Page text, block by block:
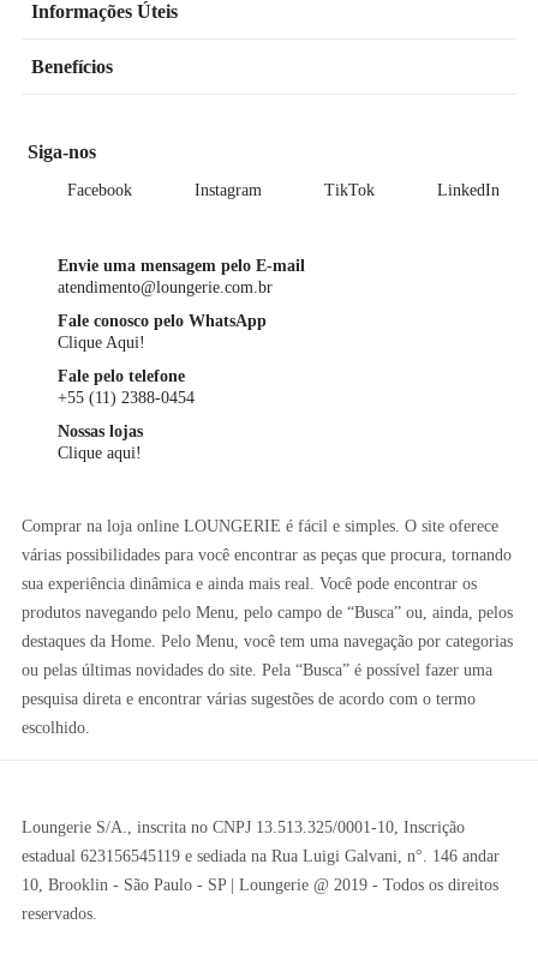
Informações Úteis
Benefícios
Siga-nos
Facebook Instagram TikTok LinkedIn
Envie uma mensagem pelo E-mail
atendimento@loungerie.com.br
Fale conosco pelo WhatsApp
Clique Aqui!
Fale pelo telefone
+55 (11) 2388-0454
Nossas lojas
Clique aqui!
Comprar na loja online LOUNGERIE é fácil e simples. O site oferece
várias possibilidades para você encontrar as peças que procura, tornando
sua experiência dinâmica e ainda mais real. Você pode encontrar os
produtos navegando pelo Menu, pelo campo de “Busca” ou, ainda, pelos
destaques da Home. Pelo Menu, você tem uma navegação por categorias
ou pelas últimas novidades do site. Pela “Busca” é possível fazer uma
pesquisa direta e encontrar várias sugestões de acordo com o termo
escolhido.
Loungerie S/A., inscrita no CNPJ 13.513.325/0001-10, Inscrição
estadual 623156545119 e sediada na Rua Luigi Galvani, n°. 146 andar
10, Brooklin - São Paulo - SP | Loungerie @ 2019 - Todos os direitos
reservados.